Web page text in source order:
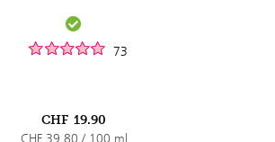
73
CHF 19.90
CHF 39.80 / 100 ml